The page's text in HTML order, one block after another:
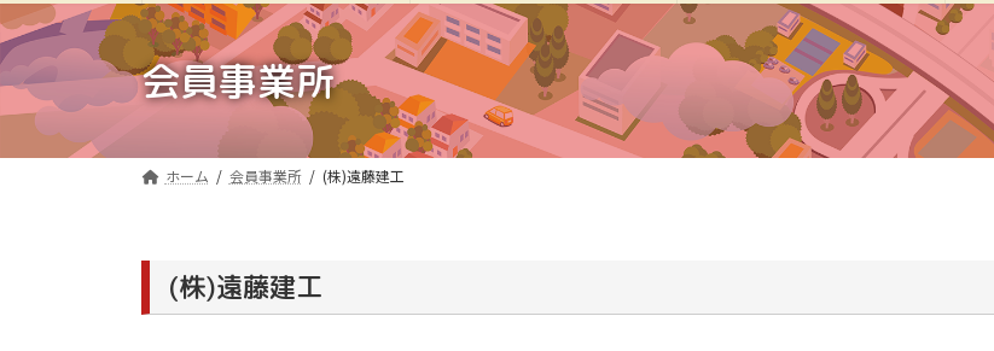
ッ
プ
移
動
会員事業所
ホーム 会員事業所 (株)遠藤建工
(株)遠藤建工